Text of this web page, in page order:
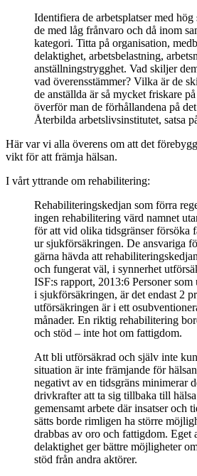
Identifiera de arbetsplatser med
de med låg frånvaro och då inom
kategori. Titta på organisation,
delaktighet, arbetsbelastning,
anställningstrygghet. Vad skiljer
vad överensstämmer? Vilka är de
de anställda är så mycket friskare
överför man de förhållandena på
Återbilda arbetslivsinstitutet, satsa
Här var vi alla överens om att det
vikt för att främja hälsan.
I vårt yttrande om rehabilitering:
Rehabiliteringskedjan som förra
ingen rehabilitering värd namnet
för att vid olika tidsgränser försöka
ur sjukförsäkringen. De ansvariga
gärna hävda att
och fungerat väl, i synnerhet
ISF:s rapport, 2013:6 Personer
i sjukförsäkringen, är det endast 2
utförsäkringen är i ett
månader. En riktig rehabilitering
och stöd – inte hot om fattigdom.
Att bli utförsäkrad och själv inte
situation är inte främjande för
negativt av en tidsgräns minimerar
drivkrafter att ta sig tillbaka till
gemensamt arbete där insatser och
sätts borde rimligen ha större
drabbas av oro och fattigdom. Eget
delaktighet ger bättre möjligheter
stöd från andra aktörer.